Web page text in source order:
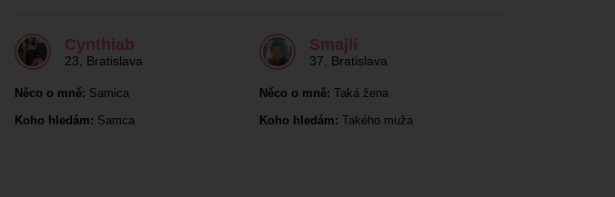
Cynthiab
23 Bratislava
Něco o mně: Samica
Koho hledám: Samca
Smajli
37 Bratislava
Něco o mně: Taká žena
Koho hledám: Takého muža